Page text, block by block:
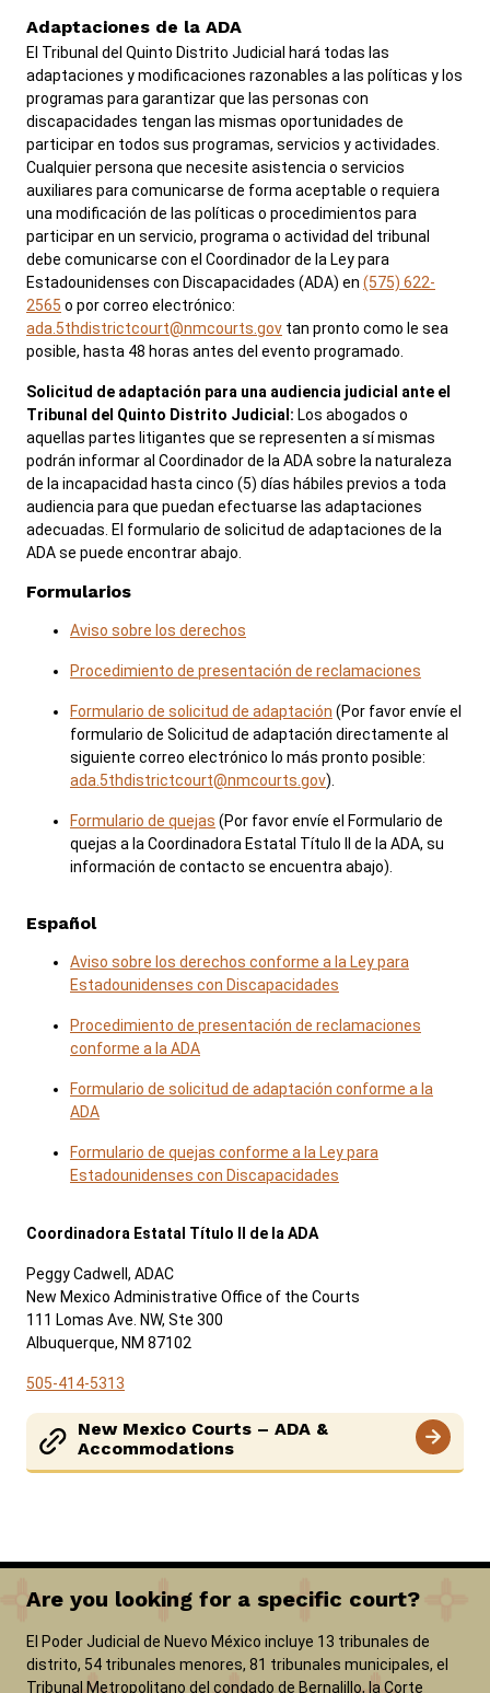
Adaptaciones de la ADA
El Tribunal del Quinto Distrito Judicial hará todas las
adaptaciones y modificaciones razonables a las políticas y los
programas para garantizar que las personas con
discapacidades tengan las mismas oportunidades de
participar en todos sus programas, servicios y actividades.
Cualquier persona que necesite asistencia o servicios
auxiliares para comunicarse de forma aceptable o requiera
una modificación de las políticas o procedimientos para
participar en un servicio, programa o actividad del tribunal
debe comunicarse con el Coordinador de la Ley para
Estadounidenses con Discapacidades (ADA) en (575) 622-
2565 o por correo electrónico:
ada.5thdistrictcourt@nmcourts.gov tan pronto como le sea
posible, hasta 48 horas antes del evento programado.
Solicitud de adaptación para una audiencia judicial ante el
Tribunal del Quinto Distrito Judicial: Los abogados o
aquellas partes litigantes que se representen a sí mismas
podrán informar al Coordinador de la ADA sobre la naturaleza
de la incapacidad hasta cinco (5) días hábiles previos a toda
audiencia para que puedan efectuarse las adaptaciones
adecuadas. El formulario de solicitud de adaptaciones de la
ADA se puede encontrar abajo.
Formularios
Aviso sobre los derechos
Procedimiento de presentación de reclamaciones
Formulario de solicitud de adaptación (Por favor envíe el
formulario de Solicitud de adaptación directamente al
siguiente correo electrónico lo más pronto posible:
ada.5thdistrictcourt@nmcourts.gov).
Formulario de quejas (Por favor envíe el Formulario de
quejas a la Coordinadora Estatal Título II de la ADA, su
información de contacto se encuentra abajo).
Español
Aviso sobre los derechos conforme a la Ley para
Estadounidenses con Discapacidades
Procedimiento de presentación de reclamaciones
conforme a la ADA
Formulario de solicitud de adaptación conforme a la
ADA
Formulario de quejas conforme a la Ley para
Estadounidenses con Discapacidades
Coordinadora Estatal Título II de la ADA
Peggy Cadwell, ADAC
New Mexico Administrative Office of the Courts
111 Lomas Ave. NW, Ste 300
Albuquerque, NM 87102
505-414-5313
New Mexico Courts – ADA &
Accommodations
Are you looking for a specific court?
El Poder Judicial de Nuevo México incluye 13 tribunales de
distrito, 54 tribunales menores, 81 tribunales municipales, el
Tribunal Metropolitano del condado de Bernalillo, la Corte